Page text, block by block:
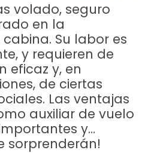
volado, seguro
en la
Su labor es
y requieren de
eficaz y, en
de ciertas
Las ventajas
auxiliar de vuelo
y…
sorprenderán!